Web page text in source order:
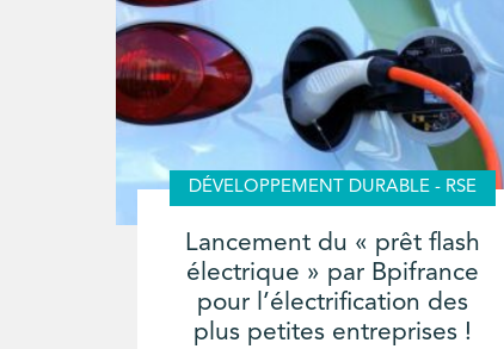
DÉVELOPPEMENT DURABLE - RSE
Lancement du « prêt flash
électrique » par Bpifrance
pour l’électrification des
plus petites entreprises !